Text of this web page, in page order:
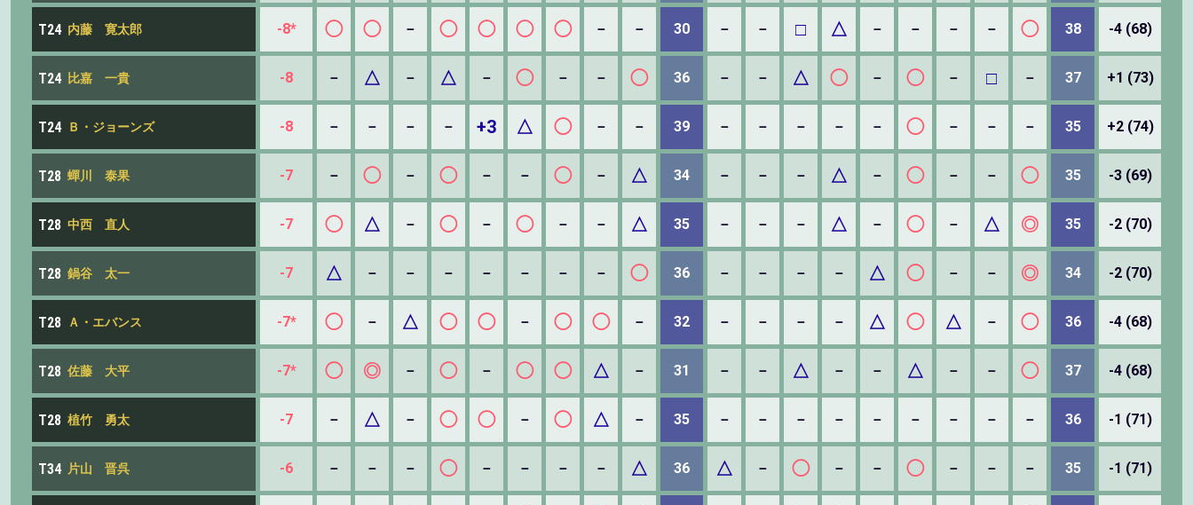
T24 内藤 寛太郎 -8* ◯ ◯ － ◯ ◯ ◯ ◯ － － 30 － － □ △ － － － － ◯ 38 -4 (68)
T24 比嘉 一貴 -8 － △ － △ － ◯ － － ◯ 36 － － △ ◯ － ◯ － □ － 37 +1 (73)
T24 Ｂ・ジョーンズ -8 － － － － +3 △ ◯ － － 39 － － － － － ◯ － － － 35 +2 (74)
T28 蟬川 泰果 -7 － ◯ － ◯ － － ◯ － △ 34 － － － △ － ◯ － － ◯ 35 -3 (69)
T28 中西 直人 -7 ◯ △ － ◯ － ◯ － － △ 35 － － － △ － ◯ － △ ◎ 35 -2 (70)
T28 鍋谷 太一 -7 △ － － － － － － － ◯ 36 － － － － △ ◯ － － ◎ 34 -2 (70)
T28 Ａ・エバンス -7* ◯ － △ ◯ ◯ － ◯ ◯ － 32 － － － － △ ◯ △ － ◯ 36 -4 (68)
T28 佐藤 大平 -7* ◯ ◎ － ◯ － ◯ ◯ △ － 31 － － △ － － △ － － ◯ 37 -4 (68)
T28 植竹 勇太 -7 － △ － ◯ ◯ － ◯ △ － 35 － － － － － － － － － 36 -1 (71)
T34 片山 晋呉 -6 － － － ◯ － － － － △ 36 △ － ◯ － － ◯ － － － 35 -1 (71)